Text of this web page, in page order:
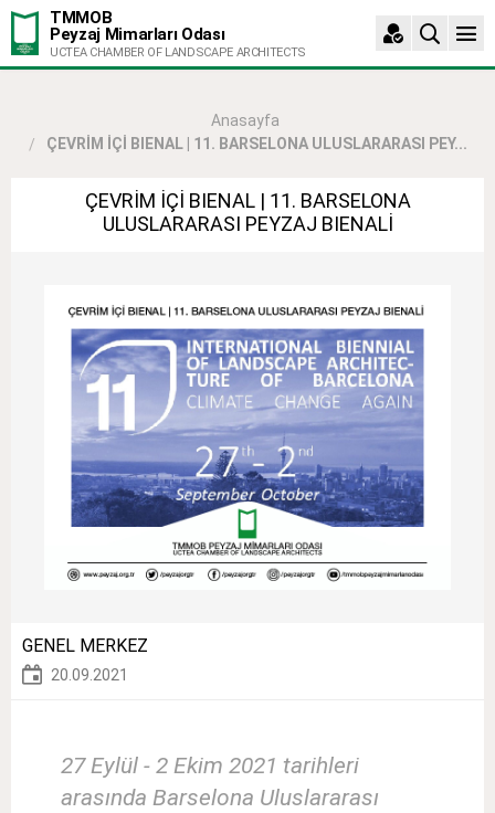
TMMOB
Peyzaj Mimarları Odası
UCTEA CHAMBER OF LANDSCAPE ARCHITECTS
Anasayfa
ÇEVRİM İÇİ BIENAL | 11. BARSELONA ULUSLARARASI PEY...
ÇEVRİM İÇİ BIENAL | 11. BARSELONA
ULUSLARARASI PEYZAJ BIENALİ
GENEL MERKEZ
20.09.2021
27 Eylül - 2 Ekim 2021 tarihleri
arasında Barselona Uluslararası